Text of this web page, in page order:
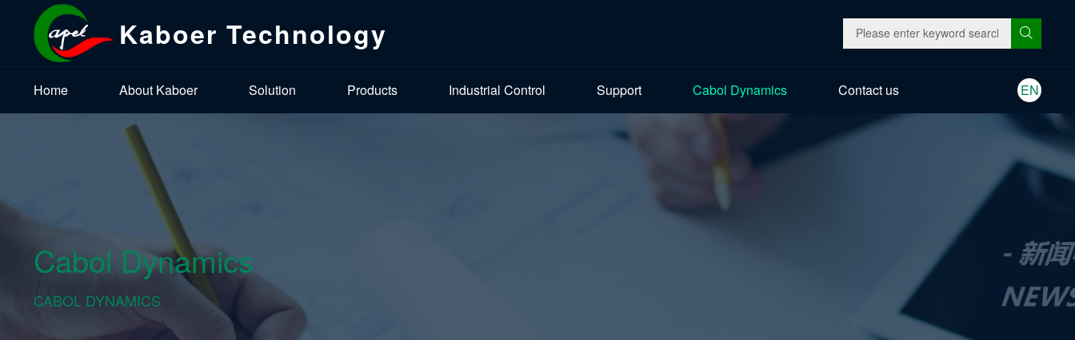
Kaboer Technology
Home About Kaboer Solution Products Industrial Control Support Cabol Dynamics Contact us EN
Cabol Dynamics
CABOL DYNAMICS